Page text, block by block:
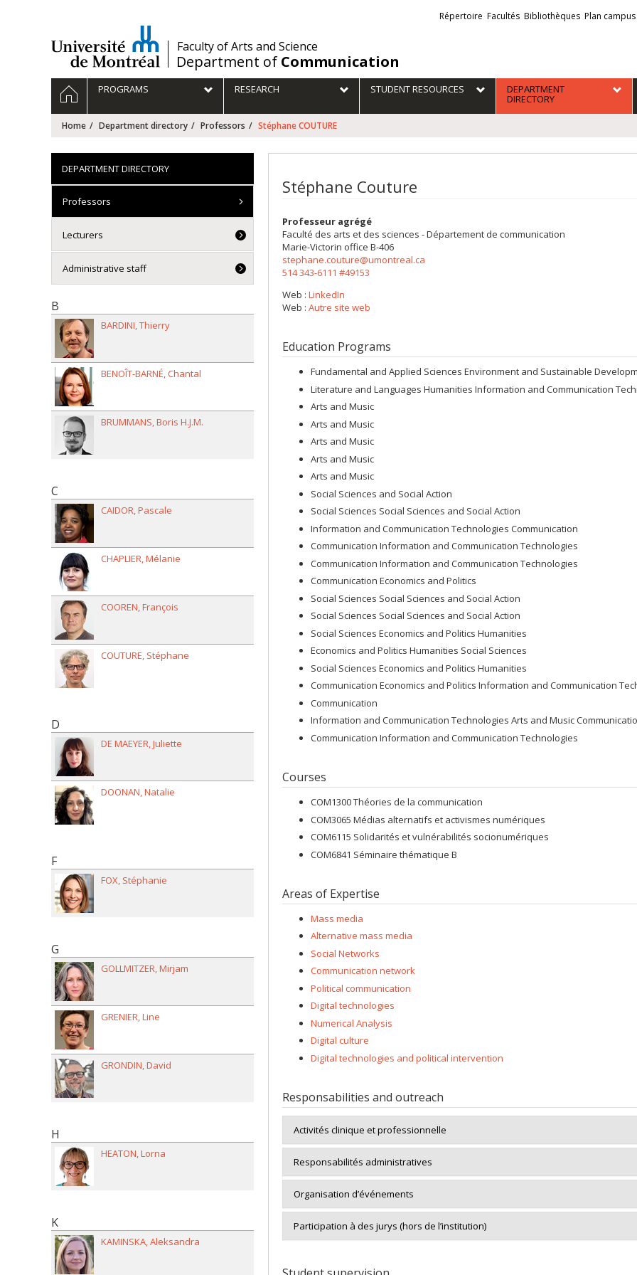
/Faculty of Arts and Science
Department of Communication
Liens
externes
Répertoire Facultés Bibliothèques Plan campus
Navigation
principale
HOMEPROGRAMS RESEARCH STUDENT RESOURCES DEPARTMENT
DIRECTORY
Home Department directory Professors Stéphane COUTURE
Stéphane Couture
Professeur agrégé
Faculté des arts et des sciences - Département de communication
Marie-Victorin office B-406
stephane.couture@umontreal.ca
514 343-6111 #49153
Web : LinkedIn
Web : Autre site web
Education Programs
Fundamental and Applied Sciences Environment and Sustainable
Literature and Languages Humanities Information and Communication
Arts and Music
Arts and Music
Arts and Music
Arts and Music
Arts and Music
Social Sciences and Social Action
Social Sciences Social Sciences and Social Action
Information and Communication Technologies Communication
Communication Information and Communication Technologies
Communication Information and Communication Technologies
Communication Economics and Politics
Social Sciences Social Sciences and Social Action
Social Sciences Social Sciences and Social Action
Social Sciences Economics and Politics Humanities
Economics and Politics Humanities Social Sciences
Social Sciences Economics and Politics Humanities
Communication Economics and Politics Information and Communication
Communication
Information and Communication Technologies Arts and Music
Communication Information and Communication Technologies
Courses
COM1300 Théories de la communication
COM3065 Médias alternatifs et activismes numériques
COM6115 Solidarités et vulnérabilités socionumériques
COM6841 Séminaire thématique B
Areas of Expertise
Mass media
Alternative mass media
Social Networks
Communication network
Political communication
Digital technologies
Numerical Analysis
Digital culture
Digital technologies and political intervention
Responsabilities and outreach
Activités clinique et professionnelle
Responsabilités administratives
Organisation d’événements
Participation à des jurys (hors de l’institution)
DEPARTMENT DIRECTORY
Professors
Lecturers
Administrative staff
B
BARDINI Thierry
BENOÎT-BARNÉ Chantal
BRUMMANS Boris H.J.M.
C
CAIDOR Pascale
CHAPLIER Mélanie
COOREN François
COUTURE Stéphane
D
DE MAEYER Juliette
DOONAN Natalie
F
FOX Stéphanie
G
GOLLMITZER Mirjam
GRENIER Line
GRONDIN David
H
HEATON Lorna
K
KAMINSKA Aleksandra